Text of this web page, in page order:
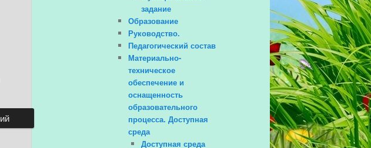
задание
Образование
Руководство.
Педагогический состав
Материально-
техническое
обеспечение и
оснащенность
образовательного
процесса. Доступная
среда
Доступная среда